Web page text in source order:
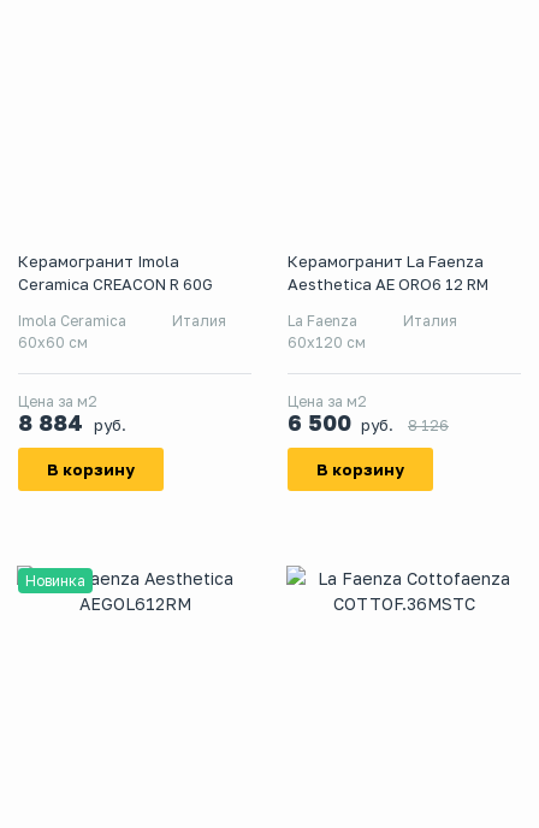
Керамогранит Imola
Ceramica CREACON R 60G
Imola Ceramica
Италия
60x60 см
Цена за м2
8 884 руб.
В корзину
Керамогранит La Faenza
Aesthetica AE ORO6 12 RM
La Faenza
Италия
60x120 см
Цена за м2
6 500 руб. 8 126
В корзину
Новинка